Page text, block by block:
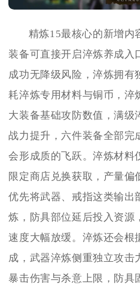
精炼15最核心的新增内
装备可直接开启淬炼养成入
成功无降级风险，淬炼拥有
耗淬炼专用材料与铜币，淬
大装备基础攻防数值，满级
战力提升，六件装备全部完
会形成质的飞跃。淬炼材料
限定商店兑换获取，产量偏
优先将武器、戒指这类输出
炼，防具部位延后投入资源
速度大幅放缓。淬炼还会根
成，武器淬炼侧重独立攻击
暴击伤害与杀意上限，防具